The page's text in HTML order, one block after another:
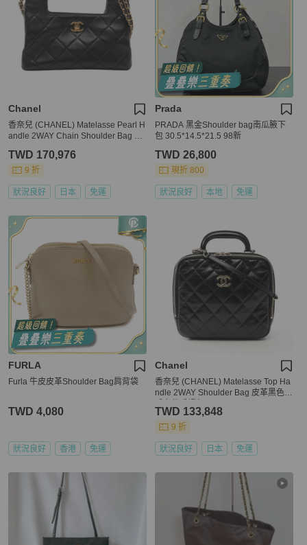
Chanel
香奈兒 (CHANEL) Matelasse Pearl H
andle 2WAY Chain Shoulder Bag La
TWD 170,976
9 折
狀況良好 日本 免運
Prada
PRADA 黑金Shoulder bag南瓜腋下
包 30.5*14.5*21.5 98新
TWD 26,800
現折 800
狀況良好 本地 免運
FURLA
Furla 牛皮皮革Shoulder Bag肩背袋
TWD 4,080
狀況良好 香港 免運
Chanel
香奈兒 (CHANEL) Matelasse Top Ha
ndle 2WAY Shoulder Bag 皮革黑色二
TWD 133,848
9 折
狀況良好 日本 免運